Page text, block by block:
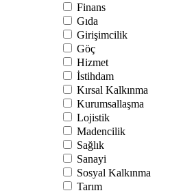
Finans
Gıda
Girişimcilik
Göç
Hizmet
İstihdam
Kırsal Kalkınma
Kurumsallaşma
Lojistik
Madencilik
Sağlık
Sanayi
Sosyal Kalkınma
Tarım